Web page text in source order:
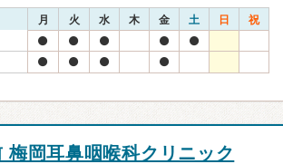
月 火 水 木 金 土 日 祝
梅岡耳鼻咽喉科クリニック